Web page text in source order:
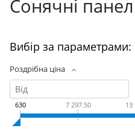
Coнячні
Вибір за параметрами:
Роздрібна ціна
630 7 297.50 13